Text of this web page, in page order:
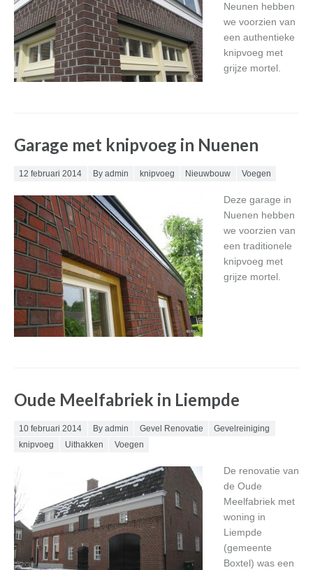
Neunen hebben
we voorzien van
een authentieke
knipvoeg met
grijze mortel.
Garage met knipvoeg in Nuenen
Posted on
12 februari 2014 By admin knipvoeg Nieuwbouw Voegen
Deze garage in
Nuenen hebben
we voorzien van
een traditionele
knipvoeg met
grijze mortel.
Oude Meelfabriek in Liempde
Posted on
10 februari 2014 By admin Gevel Renovatie
Gevelreiniging
knipvoeg
Uithakken Voegen
De renovatie van
de Oude
Meelfabriek met
woning in
Liempde
(gemeente
Boxtel) was een